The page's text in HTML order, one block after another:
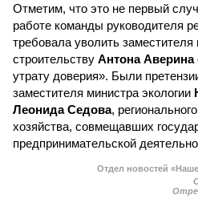
Отметим, что это не первый
работе команды руководителя
требовала уволить заместителя
строительству Антона Аверина
утрату доверия». Были
заместителя министра экологии
Леонида Седова,
хозяйства, совмещавших
предпринимательской
Отдел новостей